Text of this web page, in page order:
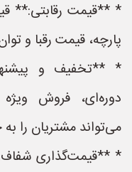
* **قیمت رقابتی:**
پارچه، قیمت رقبا و
* **تخفیف و
دوره‌ای، فروش
می‌تواند مشتریان را
* **قیمت‌گذاری